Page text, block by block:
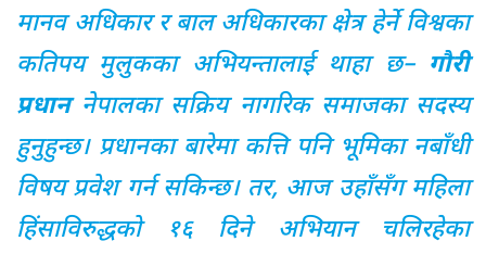
मानव अधिकार र बाल अधिकारका क्षेत्र हेर्ने विश्वका
कतिपय मुलुकका अभियन्तालाई थाहा छ– गौरी
प्रधाननेपालका सक्रिय नागरिक समाजका सदस्य
हुनुहुन्छ। प्रधानका बारेमा कत्ति पनि भूमिका नबाँधी
विषय प्रवेश गर्न सकिन्छ। तर, आज उहाँसँग महिला
हिंसाविरुद्धको १६ दिने अभियान चलिरहेका